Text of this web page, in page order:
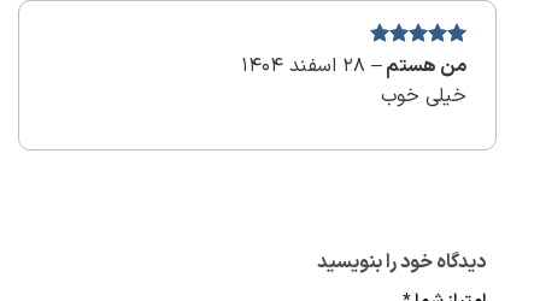
نمره5از
من هستم– 28 اسفند 1404
خیلی خوب
دیدگاه خود را بنویسید